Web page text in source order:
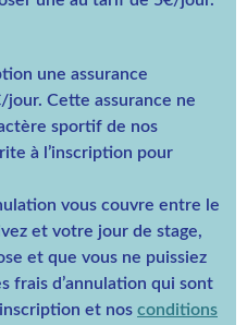
une assurance
jour. Cette assurance ne
sportif de nos
à l’inscription pour
vous couvre entre le
et votre jour de stage,
et que vous ne puissiez
frais d’annulation qui sont
et nos conditions